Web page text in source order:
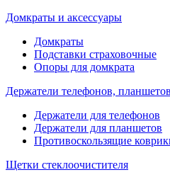
Домкраты и аксессуары
Домкраты
Подставки страховочные
Опоры для домкрата
Держатели телефонов, планшетов
Держатели для телефонов
Держатели для планшетов
Противоскользящие
Щетки стеклоочистителя